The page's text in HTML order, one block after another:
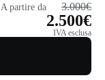
A partire da 3.000€
2.500€
IVA esclusa